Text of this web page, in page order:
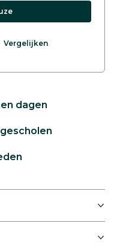
Vergelijken
dagen